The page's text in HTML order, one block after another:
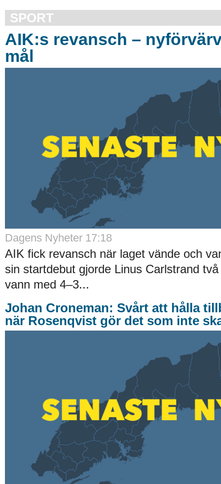
SPORT
AIK:s revansch –
mål
Dagens Nyheter 17:18
AIK fick revansch när laget vände och
sin startdebut gjorde Linus Carlstrand
vann med 4–3...
Johan Croneman: Svårt att hålla
när Rosenqvist gör det som inte